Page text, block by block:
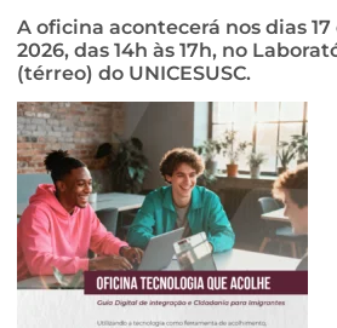
A oficina acontecerá nos dias 17
2026, das 14h às 17h, no
(térreo) do UNICESUSC.